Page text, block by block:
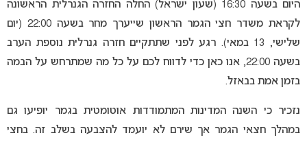
היום בשעה 16:30 (שעון ישראל) החלה החזרה הגנרלית הראשונה
לקראת משדר חצי הגמר הראשון שייערך מחר בשעה 22:00 (יום
שלישי, 13 במאי). רגע לפני שתתקיים חזרה גנרלית נוספת הערב
בשעה 22:00, אנו כאן כדי לדווח לכם על כל מה שמתרחש על הבמה
בזמן אמת בבאזל.
נזכיר כי השנה המדינות המתמודדות אוטומטית בגמר יופיעו גם
במהלך חצאי הגמר אך שירם לא יועמד להצבעה בשלב זה. בחצי